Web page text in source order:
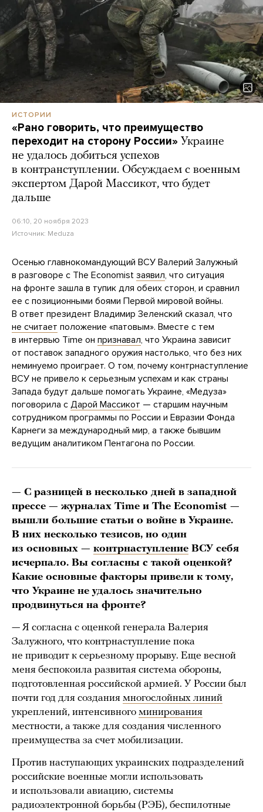
ИСТОРИИ
«Рано говорить, что преимущество
переходит на сторону России» Украине
не удалось добиться успехов
в контранступлении. Обсуждаем с военным
экспертом Дарой Массикот, что будет
дальше
06:10, 20 ноября 2023
Источник: Meduza
Осенью главнокомандующий ВСУ Валерий Залужный
в разговоре с The Economist заявил, что ситуация
на фронте зашла в тупик для обеих сторон, и сравнил
ее с позиционными боями Первой мировой войны.
В ответ президент Владимир Зеленский сказал, что
не считает положение «патовым». Вместе с тем
в интервью Time он признавал, что Украина зависит
от поставок западного оружия настолько, что без них
неминуемо проиграет. О том, почему контрнаступление
ВСУ не привело к серьезным успехам и как страны
Запада будут дальше помогать Украине, «Медуза»
поговорила с Дарой Массикот — старшим научным
сотрудником программы по России и Евразии Фонда
Карнеги за международный мир, а также бывшим
ведущим аналитиком Пентагона по России.
— С разницей в несколько дней в западной
прессе — журналах Time и The Economist —
вышли большие статьи о войне в Украине.
В них несколько тезисов, но один
из основных — контрнаступление ВСУ себя
исчерпало. Вы согласны с такой оценкой?
Какие основные факторы привели к тому,
что Украине не удалось значительно
продвинуться на фронте?
— Я согласна с оценкой генерала Валерия
Залужного, что контрнаступление пока
не приводит к серьезному прорыву. Еще весной
меня беспокоила развитая система обороны,
подготовленная российской армией. У России был
почти год для создания многослойных линий
укреплений, интенсивного минирования
местности, а также для создания численного
преимущества за счет мобилизации.
Против наступающих украинских подразделений
российские военные могли использовать
и использовали авиацию, системы
радиоэлектронной борьбы (РЭБ), беспилотные